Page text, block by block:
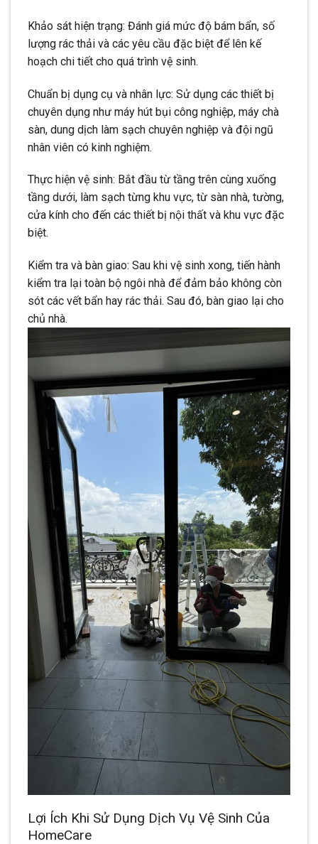
Khảo sát hiện trạng: Đánh giá mức độ bám bẩn, số
lượng rác thải và các yêu cầu đặc biệt để lên kế
hoạch chi tiết cho quá trình vệ sinh.
Chuẩn bị dụng cụ và nhân lực: Sử dụng các thiết bị
chuyên dụng như máy hút bụi công nghiệp, máy chà
sàn, dung dịch làm sạch chuyên nghiệp và đội ngũ
nhân viên có kinh nghiệm.
Thực hiện vệ sinh: Bắt đầu từ tầng trên cùng xuống
tầng dưới, làm sạch từng khu vực, từ sàn nhà, tường,
cửa kính cho đến các thiết bị nội thất và khu vực đặc
biệt.
Kiểm tra và bàn giao: Sau khi vệ sinh xong, tiến hành
kiểm tra lại toàn bộ ngôi nhà để đảm bảo không còn
sót các vết bẩn hay rác thải. Sau đó, bàn giao lại cho
chủ nhà.
Lợi Ích Khi Sử Dụng Dịch Vụ Vệ Sinh Của
HomeCare